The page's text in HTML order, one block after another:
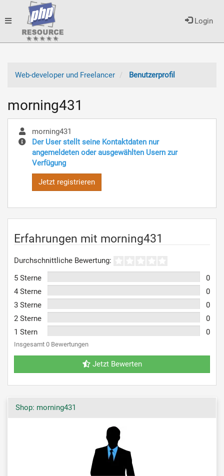
Login
Toggle
Web-developer und Freelancer
Benutzerprofil
morning431
morning431
Der User stellt seine Kontaktdaten nur
angemeldeten oder ausgewählten Usern zur
Verfügung
Jetzt registrieren
Erfahrungen mit morning431
Durchschnittliche Bewertung:
5 Sterne
0
4 Sterne
0
3 Sterne
0
2 Sterne
0
1 Stern
0
Insgesamt 0 Bewertungen
Jetzt Bewerten
Shop: morning431